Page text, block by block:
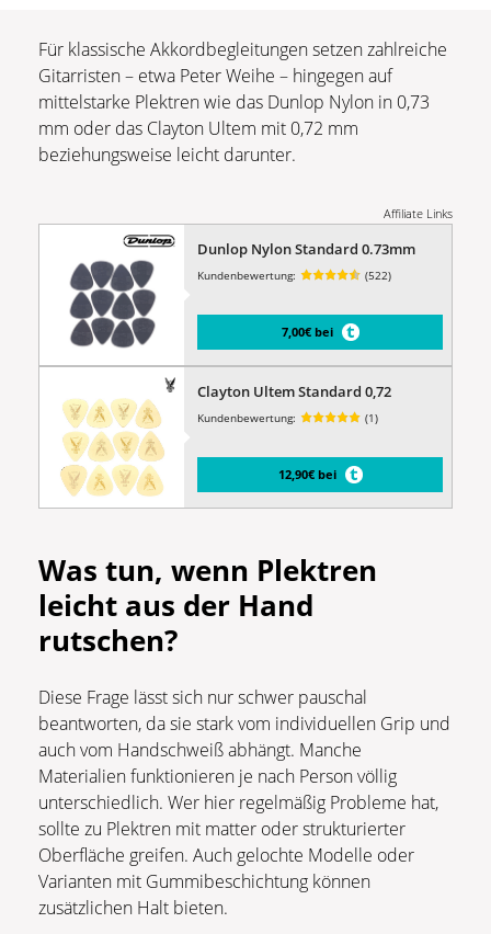
Für klassische Akkordbegleitungen setzen zahlreiche
Gitarristen – etwa Peter Weihe – hingegen auf
mittelstarke Plektren wie das Dunlop Nylon in 0,73
mm oder das Clayton Ultem mit 0,72 mm
beziehungsweise leicht darunter.
Affiliate Links
Dunlop Nylon Standard 0.73mm
Kundenbewertung: (522)
7,00€ bei
Clayton Ultem Standard 0,72
Kundenbewertung: (1)
12,90€ bei
Was tun, wenn Plektren
leicht aus der Hand
rutschen?
Diese Frage lässt sich nur schwer pauschal
beantworten, da sie stark vom individuellen Grip und
auch vom Handschweiß abhängt. Manche
Materialien funktionieren je nach Person völlig
unterschiedlich. Wer hier regelmäßig Probleme hat,
sollte zu Plektren mit matter oder strukturierter
Oberfläche greifen. Auch gelochte Modelle oder
Varianten mit Gummibeschichtung können
zusätzlichen Halt bieten.